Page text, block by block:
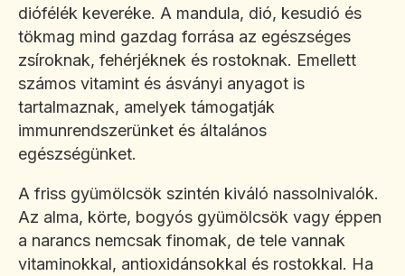
diófélék keveréke. A mandula, dió, kesudió és
tökmag mind gazdag forrása az egészséges
zsíroknak, fehérjéknek és rostoknak. Emellett
számos vitamint és ásványi anyagot is
tartalmaznak, amelyek támogatják
immunrendszerünket és általános
egészségünket.
A friss gyümölcsök szintén kiváló nassolnivalók.
Az alma, körte, bogyós gyümölcsök vagy éppen
a narancs nemcsak finomak, de tele vannak
vitaminokkal, antioxidánsokkal és rostokkal. Ha